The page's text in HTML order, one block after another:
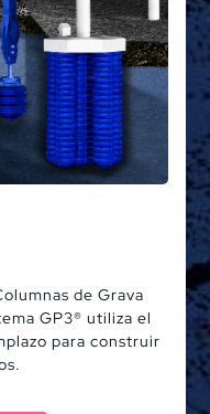
de Grava
GP3® utiliza el
para construir